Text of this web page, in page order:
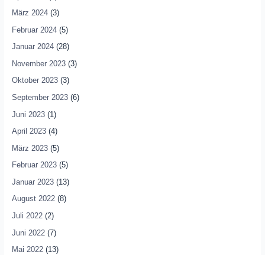
März 2024(3)
Februar 2024(5)
Januar 2024(28)
November 2023(3)
Oktober 2023(3)
September 2023(6)
Juni 2023(1)
April 2023(4)
März 2023(5)
Februar 2023(5)
Januar 2023(13)
August 2022(8)
Juli 2022(2)
Juni 2022(7)
Mai 2022(13)